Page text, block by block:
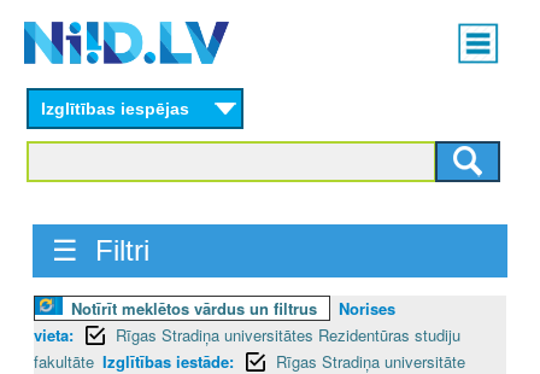
content
Main
menu
Izglītības iespējas
☰ Filtri
Notīrīt meklētos vārdus un filtrus
Norises
vieta:
Rīgas Stradiņa universitātes Rezidentūras studiju
fakultāte Izglītības iestāde: Rīgas Stradiņa universitāte